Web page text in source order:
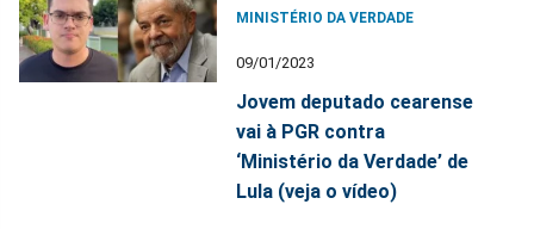
MINISTÉRIO DA VERDADE
09/01/2023
Jovem deputado cearense
vai à PGR contra
‘Ministério da Verdade’ de
Lula (veja o vídeo)